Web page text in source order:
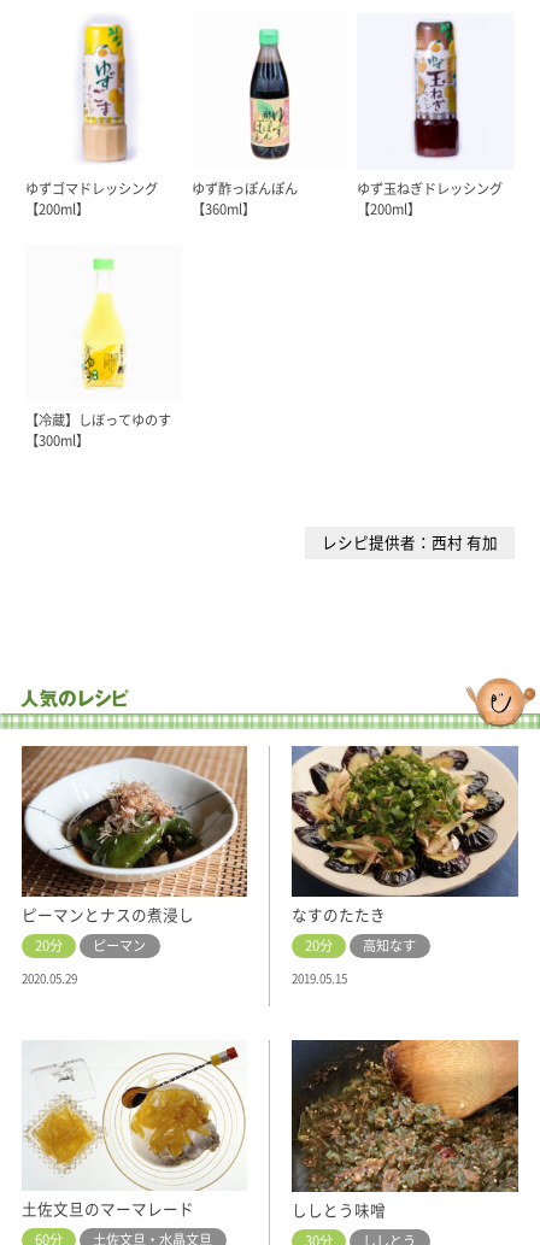
ゆずゴマドレッシング
【200ml】
ゆず酢っぽんぽん
【360ml】
ゆず玉ねぎドレッシング
【200ml】
【冷蔵】しぼってゆのす
【300ml】
レシピ提供者：西村 有加
ピーマンとナスの煮浸し
20分 ピーマン
2020.05.29
なすのたたき
20分 高知なす
2019.05.15
土佐文旦のマーマレード
60分 土佐文旦・水晶文旦
ししとう味噌
30分 ししとう